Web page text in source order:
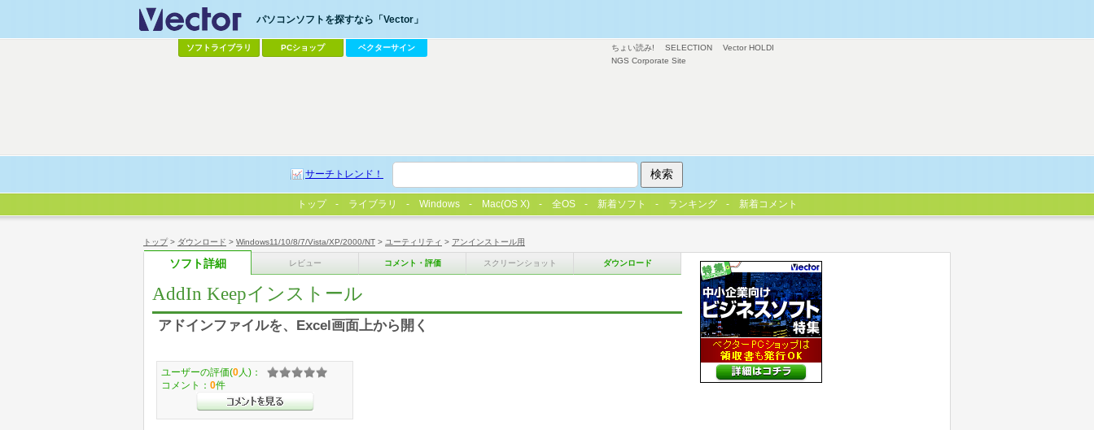
トップ> ダウンロード > Windows11/10/8/7/Vista/XP/2000/NT > ユーティリティ > アンインストール用
ソフト詳細 レビュー コメント・評価 スクリーンショット ダウンロード
AddIn Keepインストール
アドインファイルを、Excel画面上から開く
ユーザーの評価(0 人)：
コメント： 0件
ちょい読み! SELECTION
Vector HOLDI
NGS Corporate Site
パソコンソフトを探すなら「Vector」
ソフトライブラリ PCショップ ベクターサイン
サーチトレンド！
トップ ライブラリ Windows Mac(OS X) 全OS 新着ソフト ランキング 新着コメント